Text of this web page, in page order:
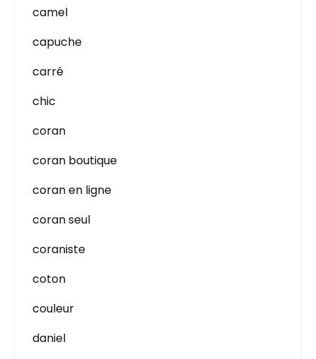
camel
capuche
carré
chic
coran
coran boutique
coran en ligne
coran seul
coraniste
coton
couleur
daniel